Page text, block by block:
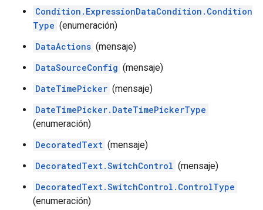
Condition.ExpressionDataCondition.Condition
Type (enumeración)
DataActions (mensaje)
DataSourceConfig (mensaje)
DateTimePicker (mensaje)
DateTimePicker.DateTimePickerType
(enumeración)
DecoratedText (mensaje)
DecoratedText.SwitchControl (mensaje)
DecoratedText.SwitchControl.ControlType
(enumeración)